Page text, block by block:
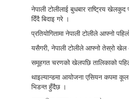
नेपाली टोलीलाई बुधबार राष्ट्रिय
दिँदै बिदाइ गरे ।
प्रतियोगितामा नेपाली टोलीले आफ्नो
यसैगरी, नेपाली टोलीले आफ्नो तेस्रो खेल
समूहगत चरणको खेलपछि तालिकाको
थाइल्यान्डमा आयोजना एसियन कपमा
भिडन्त हुँदैछ ।